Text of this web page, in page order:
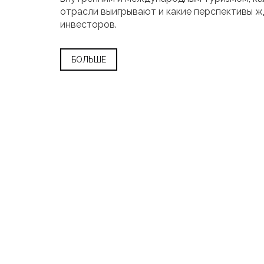
отрасли выигрывают и какие перспективы
инвесторов.
БОЛЬШЕ